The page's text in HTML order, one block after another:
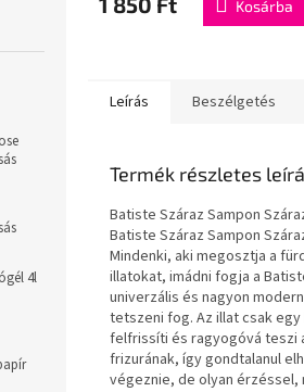
4l
Kosárba
Leírás Beszélgetés
Termék részletes
Batiste Száraz Sampon
Batiste Száraz Sampon
Mindenki, aki megosztja a
illatokat, imádni fogja a
univerzális és nagyon
tetszeni fog. Az illat csak
felfrissíti és ragyogóvá teszi
frizurának, így gondtalanul
végeznie, de olyan érzéssel,